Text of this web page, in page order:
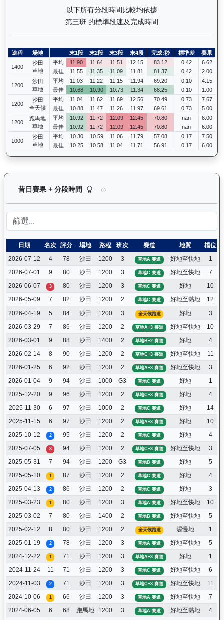
以下所有分段時間比較均依據
第三班 的標準段速及完成時間
途程 場地 末1段 末2段 末3段 末4段 完成:秒 標準差 賽果
1400
沙田
草地
平均 11.90 11.64 11.51 12.15 83.12 0.42
6.62
最佳
11.55 11.35 11.09 11.81 81.37 0.42 2.00
1200
沙田
草地
平均 11.03 11.22 11.15 11.94 69.20 0.10
4.15
最佳
10.68 10.90 10.73 11.34 68.25 0.10 1.00
1200
沙田
全天候
平均 11.04 11.62 11.69 12.56 70.49 0.73
7.67
最佳
10.88 11.47 11.26 11.97 69.61 0.73 5.00
1200
跑馬地
草地
平均 10.92 11.72 12.09 12.45 70.80 nan
6.00
最佳
10.92 11.72 12.09 12.45 70.80 nan 6.00
1000
沙田
草地
平均 10.30 10.59 11.06 11.79 57.08 0.17
7.50
最佳
10.25 10.58 11.04 11.71 56.91 0.17 6.00
昔日賽果 + 分段時間 愛馬善（H155）— 昔日賽果及分段
日期 名次 評分 場地 路程 班次 賽道 地質 檔位
2026-07-12
4 78 沙田 1200 3 草地A 賽道 好地至快地 1
2026-07-01
9 80 沙田 1200 3 草地C 賽道 好地至快地 7
2026-06-07
3 80 沙田 1200 3 草地C 賽道 好地 10
2026-05-09
7 82 沙田 1200 2 草地C 賽道 好地至黏地 12
2026-04-19
5 84 沙田 1200 3 全天候跑道 好地 3
2026-03-29
7 86 沙田 1200 2 草地A+3 賽道 好地至快地 10
2026-03-01
9 88 沙田 1400 2 草地B+2 賽道 好地 4
2026-02-14
8 90 沙田 1200 2 草地C+3 賽道 好地至快地 11
2026-01-25
6 92 沙田 1200 2 草地A+3 賽道 好地至快地 3
2026-01-04
9 94 沙田 1000 G3 草地C 賽道 好地 1
2025-12-20
9 96 沙田 1200 2 草地C+3 賽道 好地 4
2025-11-30
6 97 沙田 1000 2 草地C 賽道 好地 14
2025-11-15
6 97 沙田 1200 2 草地A+3 賽道 好地 10
2025-10-12
2 95 沙田 1200 2 草地C 賽道 好地 4
2025-07-05
3 94 沙田 1200 2 草地C+3 賽道 好地至快地 3
2025-05-31
7 94 沙田 1200 G3 草地B 賽道 好地 5
2025-05-10
1 87 沙田 1200 2 草地C 賽道 好地 4
2025-04-13
2 86 沙田 1200 2 草地C 賽道 好地 3
2025-03-23
1 80 沙田 1200 3 草地A 賽道 好地至快地 10
2025-03-02
7 80 沙田 1400 2 草地B 賽道 好地至快地 5
2025-02-12
8 80 沙田 1200 2 全天候跑道 濕慢地 1
2025-01-19
2 78 沙田 1200 3 草地A 賽道 好地至快地 5
2024-12-22
1 71 沙田 1200 3 草地A+3 賽道 好地 1
2024-11-24
11 71 沙田 1200 3 草地C 賽道 好地至快地 6
2024-11-03
2 71 沙田 1200 3 草地C+3 賽道 好地至快地 11
2024-10-06
1 66 沙田 1200 3 草地A 賽道 好地至快地 7
2024-06-05
6 68 跑馬地 1200 3 草地A 賽道 好地至黏地 4